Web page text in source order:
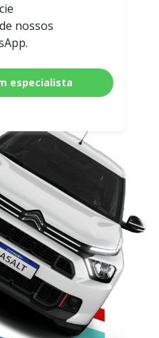
nossos
especialista